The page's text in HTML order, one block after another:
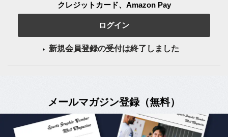
クレジットカード、Amazon Pay
ログイン
新規会員登録の受付は終了しました
メールマガジン登録（無料）